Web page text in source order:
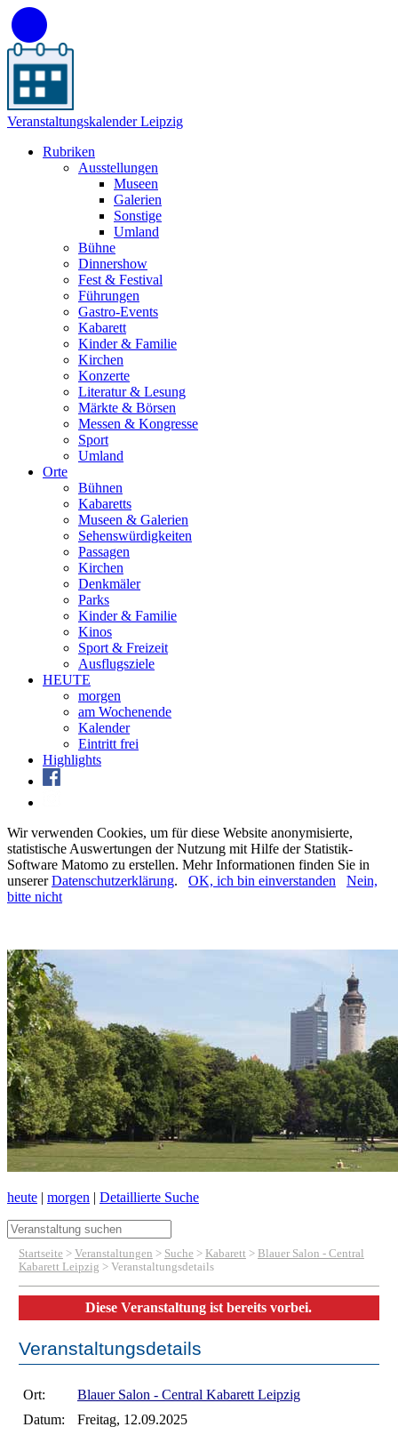
Veranstaltungskalender Leipzig
Rubriken
Ausstellungen
Museen
Galerien
Sonstige
Umland
Bühne
Dinnershow
Fest & Festival
Führungen
Gastro-Events
Kabarett
Kinder & Familie
Kirchen
Konzerte
Literatur & Lesung
Märkte & Börsen
Messen & Kongresse
Sport
Umland
Orte
Bühnen
Kabaretts
Museen & Galerien
Sehenswürdigkeiten
Passagen
Kirchen
Denkmäler
Parks
Kinder & Familie
Kinos
Sport & Freizeit
Ausflugsziele
HEUTE
morgen
am Wochenende
Kalender
Eintritt frei
Highlights
Wir verwenden Cookies, um für diese Website anonymisierte,
statistische Auswertungen der Nutzung mit Hilfe der Statistik-
Software Matomo zu erstellen. Mehr Informationen finden Sie in
unsererDatenschutzerklärung. OK, ich bin einverstanden
Nein,
bitte nicht
heute | morgen | Detaillierte Suche
Startseite > Veranstaltungen > Suche > Kabarett> Blauer Salon - Central
Kabarett Leipzig > Veranstaltungsdetails
Diese Veranstaltung ist bereits vorbei.
Veranstaltungsdetails
Ort:
Blauer Salon - Central Kabarett Leipzig
Datum:
Freitag, 12.09.2025